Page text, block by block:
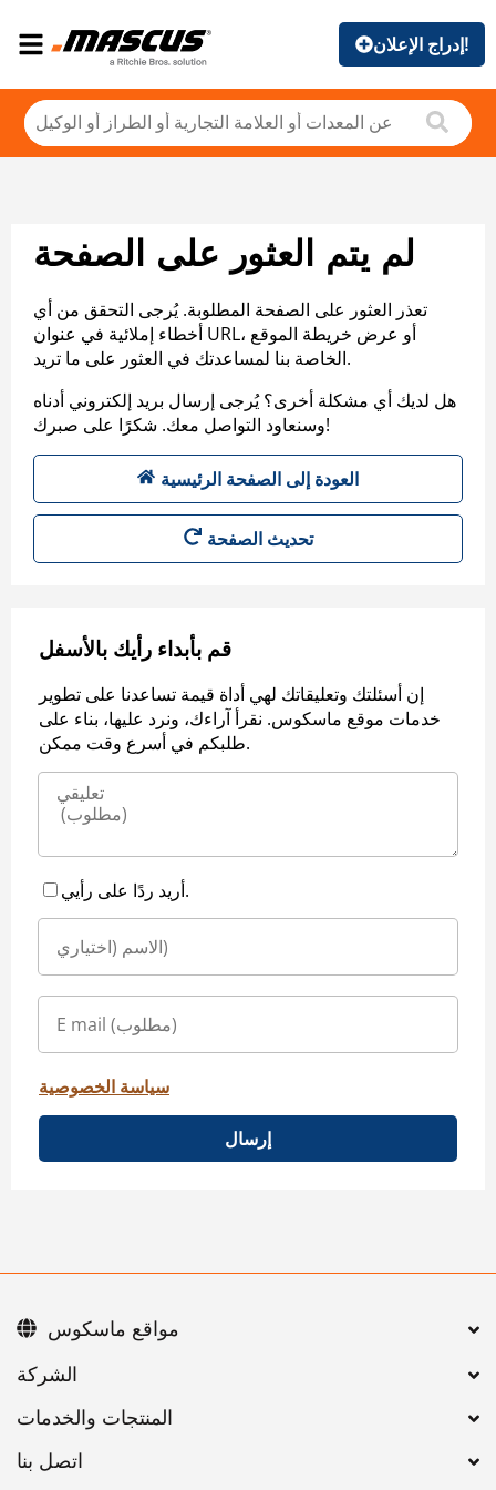
إدراج الإعلان!
لم يتم العثور على الصفحة
تعذر العثور على الصفحة المطلوبة. يُرجى التحقق من أي
أخطاء إملائية في عنوان URL، أو عرض خريطة الموقع
الخاصة بنا لمساعدتك في العثور على ما تريد.
هل لديك أي مشكلة أخرى؟ يُرجى إرسال بريد إلكتروني أدناه
وسنعاود التواصل معك. شكرًا على صبرك!
العودة إلى الصفحة الرئيسية
تحديث الصفحة
قم بأبداء رأيك بالأسفل
إن أسئلتك وتعليقاتك لهي أداة قيمة تساعدنا على تطوير
خدمات موقع ماسكوس. نقرأ آراءك، ونرد عليها، بناء على
طلبكم في أسرع وقت ممكن.
أريد ردًا على رأيي.
سياسة الخصوصية
إرسال
اتصل بنا
مواقع ماسكوس